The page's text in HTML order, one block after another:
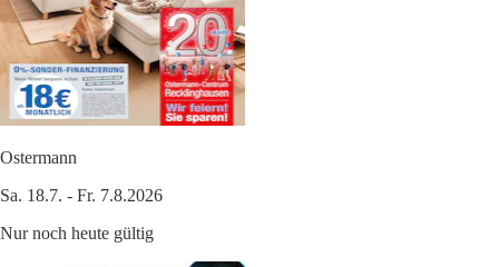
Ostermann
Sa. 18.7. - Fr. 7.8.2026
Nur noch heute gültig